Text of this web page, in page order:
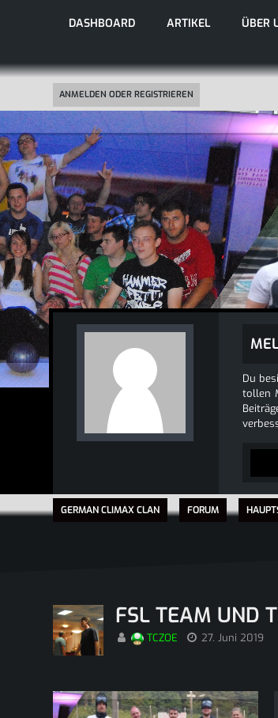
DASHBOARD ARTIKEL ÜBER
ANMELDEN ODER REGISTRIEREN
Du
tollen
GERMAN CLIMAX CLAN FORUM
FSL TEAM UND
TCZOE 27. Juni 2019